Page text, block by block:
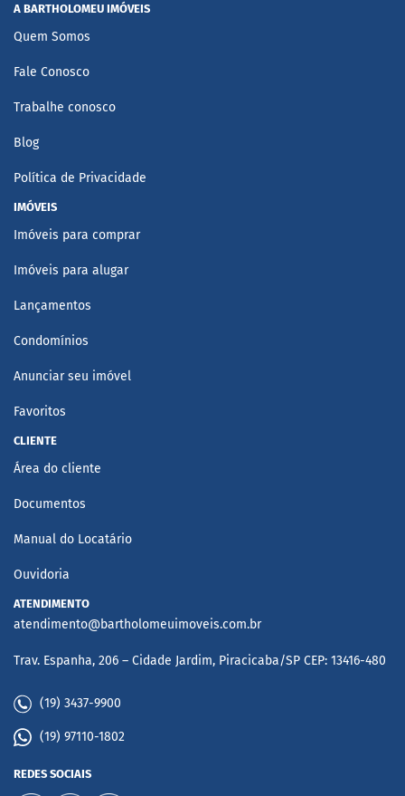
A BARTHOLOMEU IMÓVEIS
Quem Somos
Fale Conosco
Trabalhe conosco
Blog
Política de Privacidade
IMÓVEIS
Imóveis para comprar
Imóveis para alugar
Lançamentos
Condomínios
Anunciar seu imóvel
Favoritos
CLIENTE
Área do cliente
Documentos
Manual do Locatário
Ouvidoria
ATENDIMENTO
atendimento@bartholomeuimoveis.com.br
Trav. Espanha, 206 – Cidade Jardim, Piracicaba/SP CEP: 13416-480
(19) 3437-9900
(19) 97110-1802
REDES SOCIAIS